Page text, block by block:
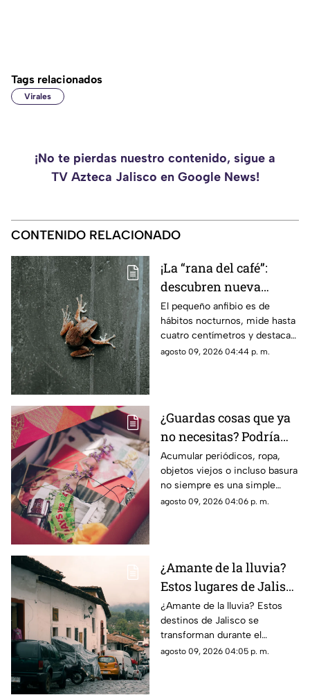
Tags relacionados
Virales
¡No te pierdas nuestro contenido, sigue a
TV Azteca Jalisco en Google News!
CONTENIDO RELACIONADO
¡La “rana del café”:
descubren nueva
especie en Costa Rica
El pequeño anfibio es de
hábitos nocturnos, mide hasta
cuatro centímetros y destaca
por sus manchas verdes y su
agosto 09, 2026 04:44 p. m.
¿Guardas cosas que ya
no necesitas? Podría
haber algo más detrás
Acumular periódicos, ropa,
objetos viejos o incluso basura
no siempre es una simple
costumbre. En algunos casos,
agosto 09, 2026 04:06 p. m.
¿Amante de la lluvia?
Estos lugares de Jalisco
se disfrutan más
durante el temporal
¿Amante de la lluvia? Estos
destinos de Jalisco se
transforman durante el
temporal y ofrecen paisajes
agosto 09, 2026 04:05 p. m.